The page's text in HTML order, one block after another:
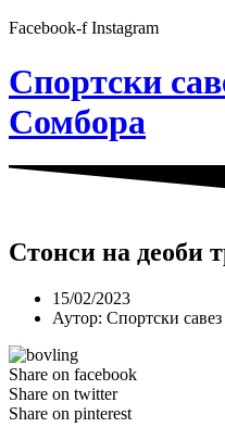
Facebook-f Instagram
Спортски
Сомбора​
Стонси на деоби
15/02/2023
Аутор: Спортски
Share on facebook
Share on twitter
Share on pinterest